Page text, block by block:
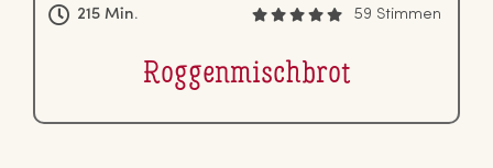
215 Min. 59 Stimmen
Rog­gen­misch­brot